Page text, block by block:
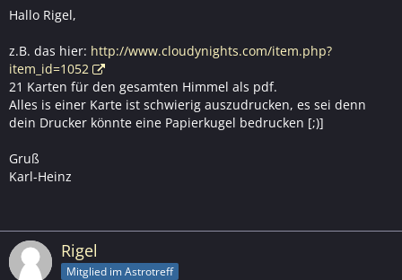
Hallo Rigel,
z.B. das hier: http://www.cloudynights.com/item.php?
item_id=1052
21 Karten für den gesamten Himmel als pdf.
Alles is einer Karte ist schwierig auszudrucken, es sei denn
dein Drucker könnte eine Papierkugel bedrucken [;)]
Gruß
Karl-Heinz
Rigel
Mitglied im Astrotreff